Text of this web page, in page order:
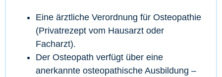
Eine ärztliche Verordnung für Osteopathie
(Privatrezept vom Hausarzt oder
Facharzt).
Der Osteopath verfügt über eine
anerkannte osteopathische Ausbildung –